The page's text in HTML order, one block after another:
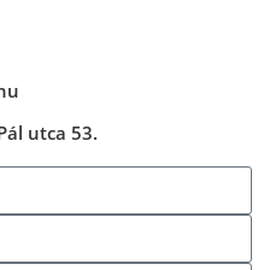
utca 53.